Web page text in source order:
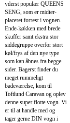
yderst populær QUEENS
SENG, som er midter-
placeret forrest i vognen.
Ende-køkken med brede
skuffer samt ekstra stor
siddegruppe overfor stort
køl/frys af den nye type
som kan åbnes fra begge
sider. Bagerst finder du
meget rummeligt
badeværelse, kom til
Toftlund Caravan og oplev
denne super flotte vogn. Vi
er til at handle med og
tager gerne DIN vogn i